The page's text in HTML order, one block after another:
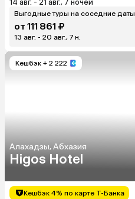
14 авг. - 21 авг., 7 ночей
Выгодные туры на соседние даты
от 111 861 ₽
13 авг. - 20 авг., 7 н.
Кешбэк + 2 222
Алахадзы, Абхазия
Higos Hotel
Кешбэк 4% по карте Т-Банка